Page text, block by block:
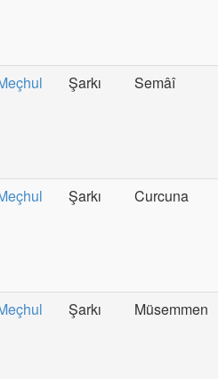
Şarkı Semâî
Şarkı Curcuna
Şarkı Müsemmen